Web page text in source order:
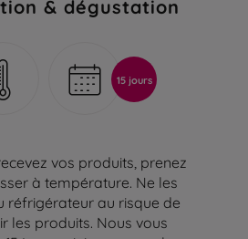
& dégustation
15 jours
vos produits, prenez
à température. Ne les
réfrigérateur au risque de
les produits. Nous vous